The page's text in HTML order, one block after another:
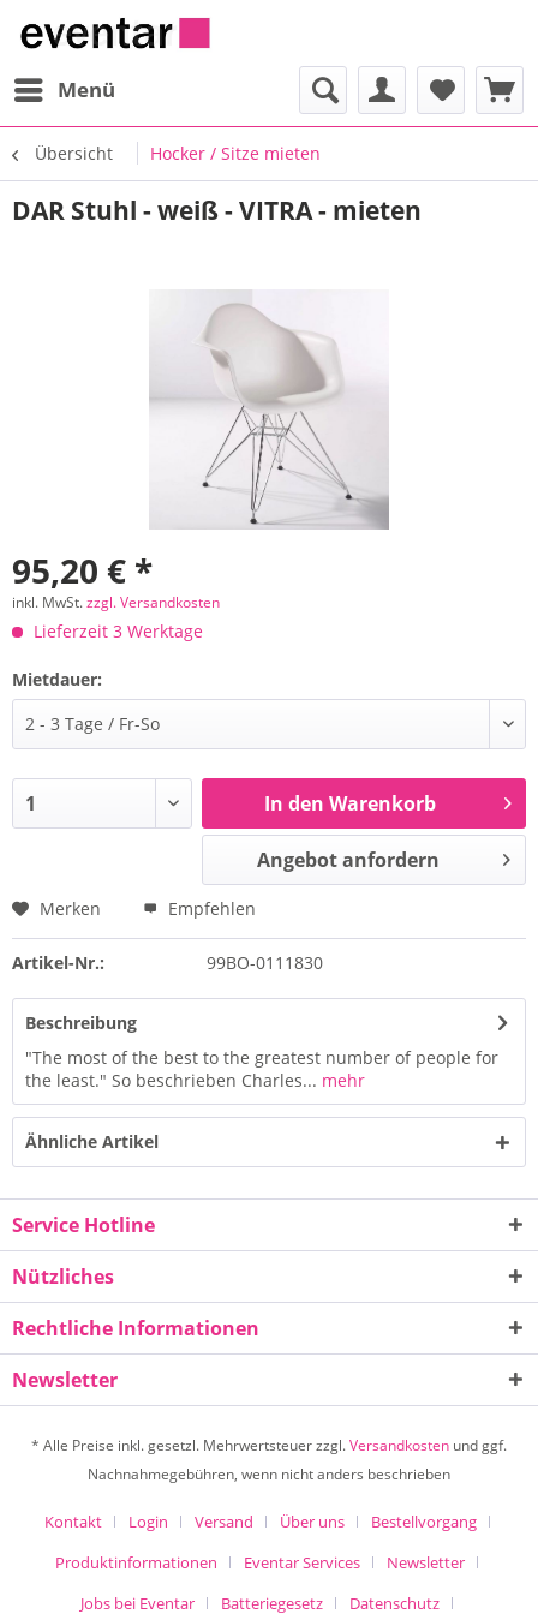
Menü
Übersicht Hocker / Sitze mieten
DAR Stuhl - weiß - VITRA - mieten
95,20 € *
inkl. MwSt.zzgl. Versandkosten
Lieferzeit 3 Werktage
Mietdauer:
In den Warenkorb
Angebot anfordern
Merken Empfehlen
Artikel-Nr.: 99BO-0111830
Beschreibung
"The most of the best to the greatest number of people for
the least." So beschrieben Charles... mehr
Ähnliche Artikel
Service Hotline
Nützliches
Rechtliche Informationen
Newsletter
* Alle Preise inkl. gesetzl. Mehrwertsteuer zzgl.Versandkosten und ggf.
Nachnahmegebühren, wenn nicht anders beschrieben
Kontakt Login Versand Über uns
Bestellvorgang
Produktinformationen
Eventar Services
Newsletter
Jobs bei Eventar
Batteriegesetz Datenschutz